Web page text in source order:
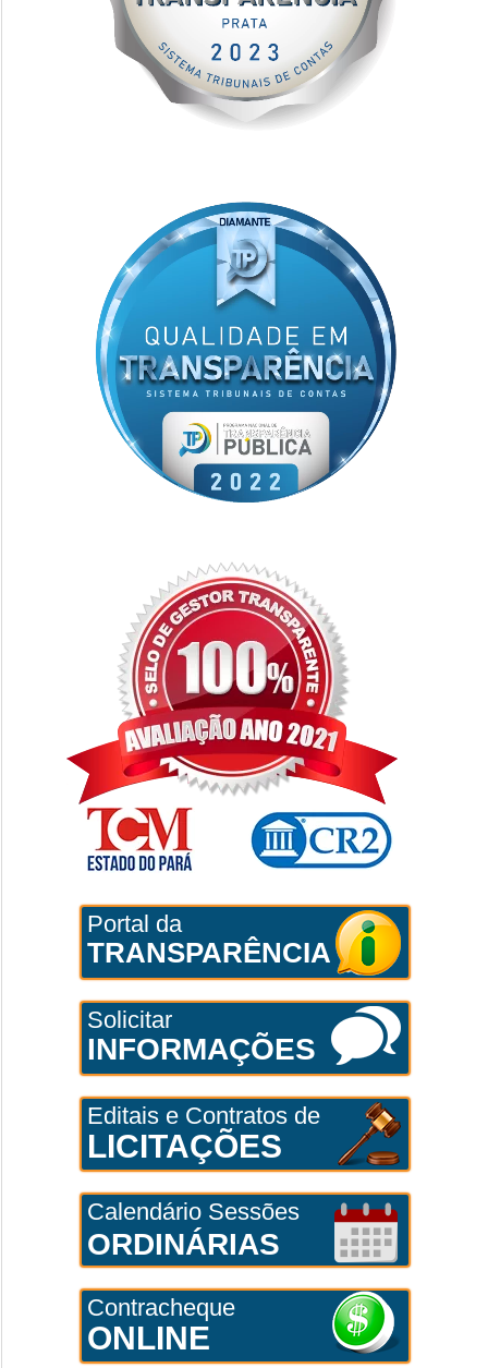
Portal da
TRANSPARÊNCIA
Solicitar
INFORMAÇÕES
Editais e Contratos de
LICITAÇÕES
Calendário Sessões
ORDINÁRIAS
Contracheque
ONLINE